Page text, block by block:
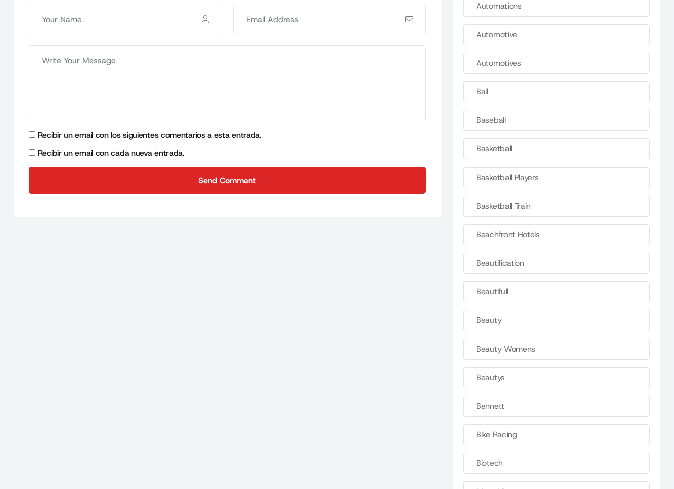
Recibir un email con los siguientes comentarios a esta entrada.
Recibir un email con cada nueva entrada.
Send Comment
Automations
Automotive
Automotives
Ball
Baseball
Basketball
Basketball Players
Basketball Train
Beachfront Hotels
Beautification
Beautifull
Beauty
Beauty Womens
Beautys
Bennett
Bike Racing
Biotech